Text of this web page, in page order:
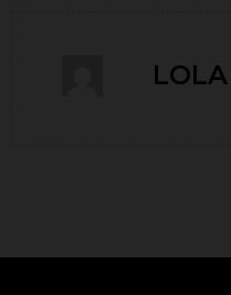
LOLA